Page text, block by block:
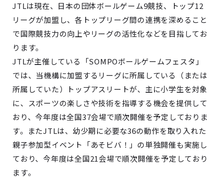
JTLは現在、日本の団体ボールゲーム9競技、トップ12
リーグが加盟し、各トップリーグ間の連携を深めること
で国際競技力の向上やリーグの活性化などを目指してお
ります。
JTLが主催している「SOMPOボールゲームフェスタ」
では、当機構に加盟するリーグに所属している（または
所属していた）トップアスリートが、主に小学生を対象
に、スポーツの楽しさや技術を指導する機会を提供して
おり、今年度は全国37会場で順次開催を予定しておりま
す。またJTLは、幼少期に必要な36の動作を取り入れた
親子参加型イベント「あそビバ！」の単独開催も実施し
ており、今年度は全国21会場で順次開催を予定しており
ます。